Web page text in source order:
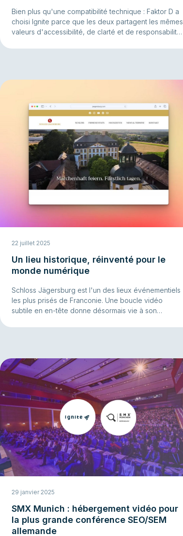
Bien plus qu'une compatibilité technique : Faktor D a
choisi Ignite parce que les deux partagent les mêmes
valeurs d'accessibilité, de clarté et de responsabilité
22 juillet 2025
Un lieu historique, réinventé pour le
monde numérique
Schloss Jägersburg est l'un des lieux événementiels
les plus prisés de Franconie. Une boucle vidéo
subtile en en-tête donne désormais vie à son
29 janvier 2025
SMX Munich : hébergement vidéo pour
la plus grande conférence SEO/SEM
allemande